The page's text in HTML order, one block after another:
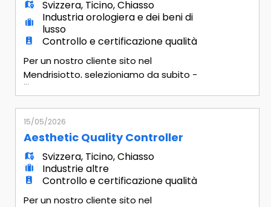
lavoro
il
CV
Login
Lingua
EN
FR
IT
Svizzera, Ticino,Chiasso
Industria orologiera e dei beni di
lusso
Controllo e certificazione qualità
Per un nostro cliente sito nel
Mendrisiotto, selezioniamo da subito -
Dimensional Quality Specialist Tipologia
responsabilità di coordinamento.
Riporto gerarchico La figura riporterà
direttamente al Quality Assurance
Manager (QAM). Scopo della posizione
La risorsa sarà il riferimento operativ
...
15/05/2026
Aesthetic Quality Controller
Svizzera, Ticino,Chiasso
Industrie altre
Controllo e certificazione qualità
Per un nostro cliente sito nel